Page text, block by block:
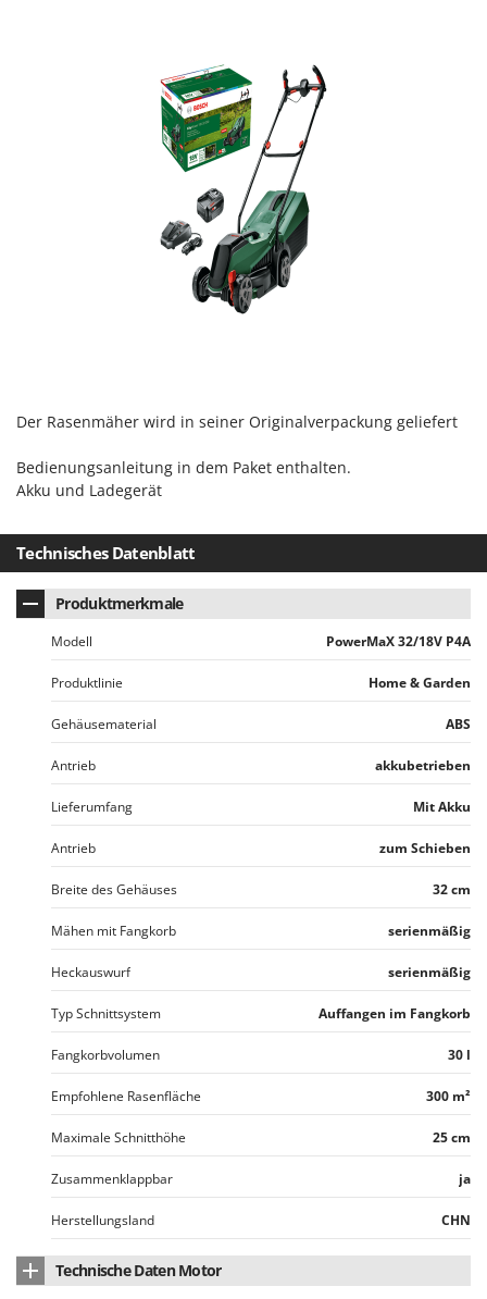
Der Rasenmäher wird in seiner Originalverpackung geliefert
Bedienungsanleitung in dem Paket enthalten.
Akku und Ladegerät
Technisches Datenblatt
Produktmerkmale
Modell PowerMaX 32/18V P4A
Produktlinie Home & Garden
Gehäusematerial ABS
Antrieb akkubetrieben
Lieferumfang Mit Akku
Antrieb zum Schieben
Breite des Gehäuses 32 cm
Mähen mit Fangkorb serienmäßig
Heckauswurf serienmäßig
Typ Schnittsystem Auffangen im Fangkorb
Fangkorbvolumen 30 l
Empfohlene Rasenfläche 300 m²
Maximale Schnitthöhe 25 cm
Zusammenklappbar ja
Herstellungsland CHN
Technische Daten Motor